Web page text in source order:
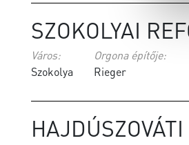
SZOKOLYAI
Város:
Szokolya
Orgona építője:
Rieger